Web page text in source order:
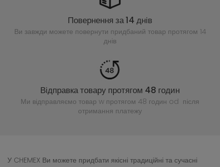
Повернення за 14 днів
Ви завжди можете повернути придбаний товар протягом 14
днів
Відправка товару протягом 48 годин
Ми відправляємо товар w протягом 48 годин od після
отримання платежу
У CHEMEX Ви можете придбати якісні традиційні та сучасні